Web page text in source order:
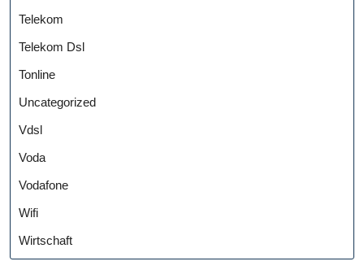
Telekom
Telekom Dsl
Tonline
Uncategorized
Vdsl
Voda
Vodafone
Wifi
Wirtschaft